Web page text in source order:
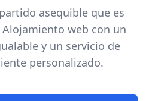
asequible que es
web con un
y un servicio de
personalizado.